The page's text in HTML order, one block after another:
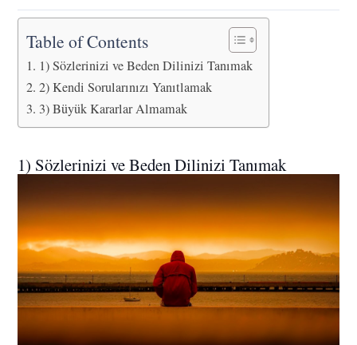
Table of Contents
1) Sözlerinizi ve Beden Dilinizi Tanımak
2) Kendi Sorularınızı Yanıtlamak
3) Büyük Kararlar Almamak
1) Sözlerinizi ve Beden Dilinizi Tanımak